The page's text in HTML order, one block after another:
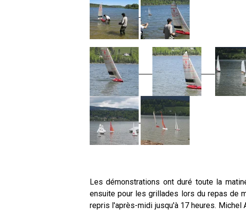
Les démonstrations ont duré toute la
ensuite pour les grillades lors du repas de
repris l'après-midi jusqu'à 17 heures.